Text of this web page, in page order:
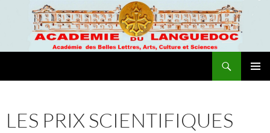
LES PRIX SCIENTIFIQUES